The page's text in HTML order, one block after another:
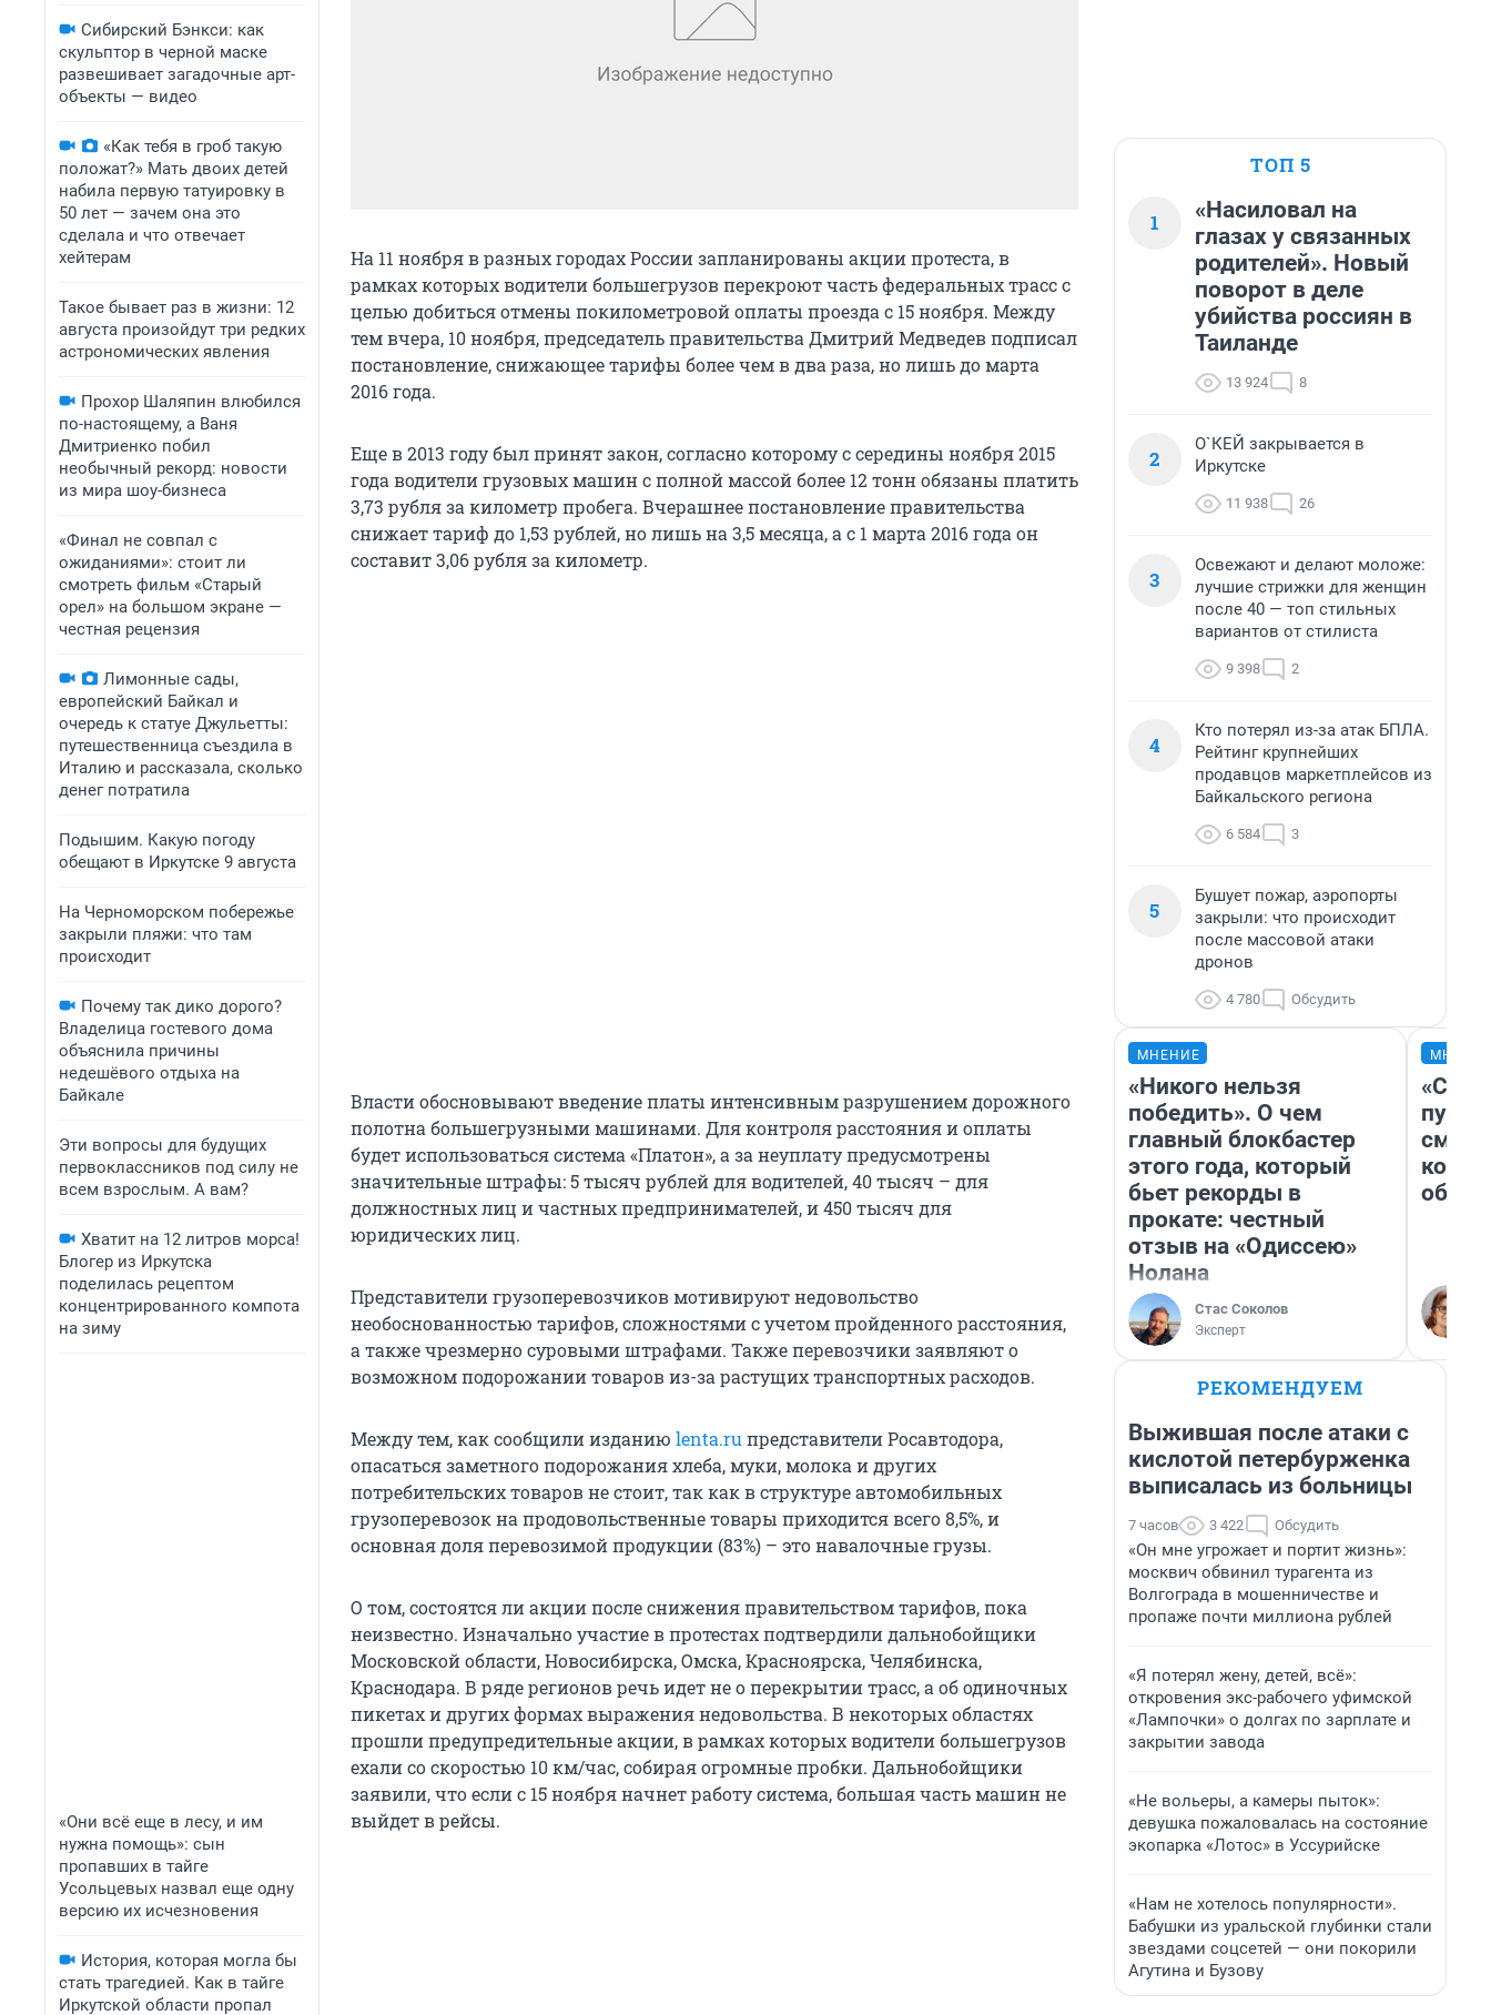
Сибирский Бэнкси: как
скульптор в черной маске
развешивает загадочные арт-
объекты — видео
«Как тебя в гроб такую
положат?» Мать двоих детей
набила первую татуировку в
50 лет — зачем она это
сделала и что отвечает
хейтерам
Такое бывает раз в жизни: 12
августа произойдут три редких
астрономических явления
Прохор Шаляпин влюбился
по-настоящему, а Ваня
Дмитриенко побил
необычный рекорд: новости
из мира шоу-бизнеса
«Финал не совпал с
ожиданиями»: стоит ли
смотреть фильм «Старый
орел» на большом экране —
честная рецензия
Лимонные сады,
европейский Байкал и
очередь к статуе Джульетты:
путешественница съездила в
Италию и рассказала, сколько
денег потратила
Подышим. Какую погоду
обещают в Иркутске 9 августа
На Черноморском побережье
закрыли пляжи: что там
происходит
Почему так дико дорого?
Владелица гостевого дома
объяснила причины
недешёвого отдыха на
Байкале
Эти вопросы для будущих
первоклассников под силу не
всем взрослым. А вам?
Хватит на 12 литров морса!
Блогер из Иркутска
поделилась рецептом
концентрированного компота
на зиму
«Они всё еще в лесу, и им
нужна помощь»: сын
пропавших в тайге
Усольцевых назвал еще одну
версию их исчезновения
История, которая могла бы
стать трагедией. Как в тайге
Иркутской области пропал
На 11 ноября в разных городах России запланированы акции протеста, в
рамках которых водители большегрузов перекроют часть федеральных трасс с
целью добиться отмены покилометровой оплаты проезда с 15 ноября. Между
тем вчера, 10 ноября, председатель правительства Дмитрий Медведев подписал
постановление, снижающее тарифы более чем в два раза, но лишь до марта
2016 года.
Еще в 2013 году был принят закон, согласно которому с середины ноября 2015
года водители грузовых машин с полной массой более 12 тонн обязаны платить
3,73 рубля за километр пробега. Вчерашнее постановление правительства
снижает тариф до 1,53 рублей, но лишь на 3,5 месяца, а с 1 марта 2016 года он
составит 3,06 рубля за километр.
Власти обосновывают введение платы интенсивным разрушением дорожного
полотна большегрузными машинами. Для контроля расстояния и оплаты
будет использоваться система «Платон», а за неуплату предусмотрены
значительные штрафы: 5 тысяч рублей для водителей, 40 тысяч – для
должностных лиц и частных предпринимателей, и 450 тысяч для
юридических лиц.
Представители грузоперевозчиков мотивируют недовольство
необоснованностью тарифов, сложностями с учетом пройденного расстояния,
а также чрезмерно суровыми штрафами. Также перевозчики заявляют о
возможном подорожании товаров из-за растущих транспортных расходов.
Между тем, как сообщили изданию lenta.ru представители Росавтодора,
опасаться заметного подорожания хлеба, муки, молока и других
потребительских товаров не стоит, так как в структуре автомобильных
грузоперевозок на продовольственные товары приходится всего 8,5%, и
основная доля перевозимой продукции (83%) – это навалочные грузы.
О том, состоятся ли акции после снижения правительством тарифов, пока
неизвестно. Изначально участие в протестах подтвердили дальнобойщики
Московской области, Новосибирска, Омска, Красноярска, Челябинска,
Краснодара. В ряде регионов речь идет не о перекрытии трасс, а об одиночных
пикетах и других формах выражения недовольства. В некоторых областях
прошли предупредительные акции, в рамках которых водители большегрузов
ехали со скоростью 10 км/час, собирая огромные пробки. Дальнобойщики
заявили, что если с 15 ноября начнет работу система, большая часть машин не
выйдет в рейсы.
ТОП 5
1
«Насиловал на
глазах у связанных
родителей». Новый
поворот в деле
убийства россиян в
Таиланде
13 924 8
2
О`КЕЙ закрывается в
Иркутске
11 938 26
3
Освежают и делают моложе:
лучшие стрижки для женщин
после 40 — топ стильных
вариантов от стилиста
9 398 2
4
Кто потерял из-за атак БПЛА.
Рейтинг крупнейших
продавцов маркетплейсов из
Байкальского региона
6 584 3
5
Бушует пожар, аэропорты
закрыли: что происходит
после массовой атаки
дронов
4 780 Обсудить
МНЕНИЕ
«Никого нельзя
победить». О чем
главный блокбастер
этого года, который
бьет рекорды в
прокате: честный
отзыв на «Одиссею»
Нолана
Стас Соколов
Эксперт
РЕКОМЕНДУЕМ
Выжившая после атаки с
кислотой петербурженка
выписалась из больницы
7 часов 3 422 Обсудить
«Он мне угрожает и портит жизнь»:
москвич обвинил турагента из
Волгограда в мошенничестве и
пропаже почти миллиона рублей
«Я потерял жену, детей, всё»:
откровения экс-рабочего уфимской
«Лампочки» о долгах по зарплате и
закрытии завода
«Не вольеры, а камеры пыток»:
девушка пожаловалась на состояние
экопарка «Лотос» в Уссурийске
«Нам не хотелось популярности».
Бабушки из уральской глубинки стали
звездами соцсетей — они покорили
Агутина и Бузову